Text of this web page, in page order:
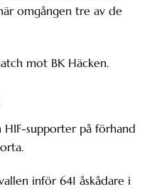
omgången tre av de
mot BK Häcken.
supporter på förhand
inför 641 åskådare i